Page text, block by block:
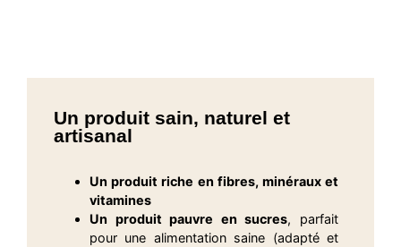
Un produit sain, naturel et
artisanal
Un produit riche en fibres, minéraux et
vitamines
Un produit pauvre en sucres, parfait
pour une alimentation saine (adapté et